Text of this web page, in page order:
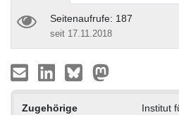
Seitenaufrufe: 187
seit 17.11.2018
Zugehörige
Institut